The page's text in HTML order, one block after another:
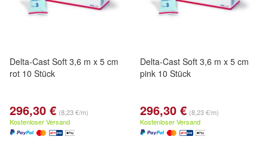
Delta-Cast Soft 3,6 m x 5 cm
rot 10 Stück
296,30 € (8,23 €/m)
Kostenloser Versand
Delta-Cast Soft 3,6 m x 5 cm
pink 10 Stück
296,30 € (8,23 €/m)
Kostenloser Versand